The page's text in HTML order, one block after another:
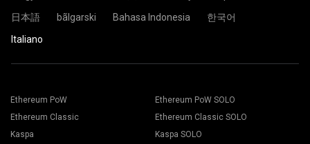
software di mining consigliato nella pagina “ Come
pool di 2Miners.
Incolla l'indirizzo del tuo portafoglio nel campo Indirizzo e
Scegliere il gruppo di mining 2Miners. Quando viene
più vicina. Il luogo predefinito per l'Europa è l'UE.
日本語
bãlgarski Bahasa Indonesia
한국어
Italiano
Ethereum PoW
Ethereum Classic
Kaspa
Ethereum PoW SOLO
Ethereum Classic SOLO
Kaspa SOLO